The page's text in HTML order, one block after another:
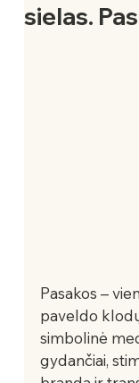
sielas.
Pasakos –
paveldo
simbolinė
gydančiai,